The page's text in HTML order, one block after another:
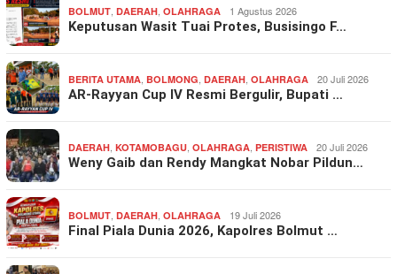
BOLMUT DAERAH OLAHRAGA 1 Agustus 2026
Keputusan Wasit Tuai Protes, Busisingo F…
BERITA UTAMA BOLMONG DAERAH OLAHRAGA 20 Juli 2026
AR-Rayyan Cup IV Resmi Bergulir, Bupati …
DAERAH KOTAMOBAGU OLAHRAGA PERISTIWA 20 Juli 2026
Weny Gaib dan Rendy Mangkat Nobar Pildun…
BOLMUT DAERAH OLAHRAGA 19 Juli 2026
Final Piala Dunia 2026, Kapolres Bolmut …